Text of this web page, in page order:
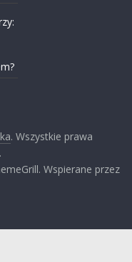
. Wszystkie prawa
Wspierane przez